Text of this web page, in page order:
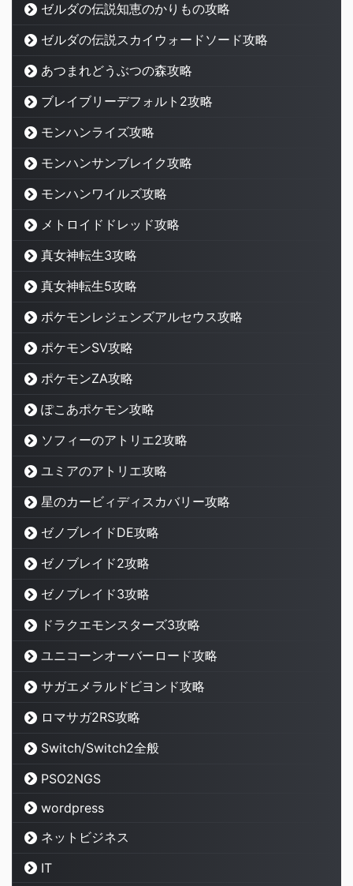
ゼルダの伝説知恵のかりもの攻略
ゼルダの伝説スカイウォードソード攻略
あつまれどうぶつの森攻略
ブレイブリーデフォルト2攻略
モンハンライズ攻略
モンハンサンブレイク攻略
モンハンワイルズ攻略
メトロイドドレッド攻略
真女神転生3攻略
真女神転生5攻略
ポケモンレジェンズアルセウス攻略
ポケモンSV攻略
ポケモンZA攻略
ぽこあポケモン攻略
ソフィーのアトリエ2攻略
ユミアのアトリエ攻略
星のカービィディスカバリー攻略
ゼノブレイドDE攻略
ゼノブレイド2攻略
ゼノブレイド3攻略
ドラクエモンスターズ3攻略
ユニコーンオーバーロード攻略
サガエメラルドビヨンド攻略
ロマサガ2RS攻略
Switch/Switch2全般
PSO2NGS
wordpress
ネットビジネス
IT